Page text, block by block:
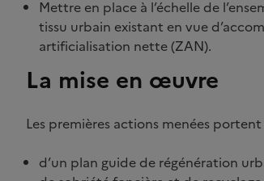
Mettre en place à l’échelle de
tissu urbain existant en vue
artificialisation nette (ZAN).
La mise en œuvre
Les premières actions menées
d’un plan guide de régénération